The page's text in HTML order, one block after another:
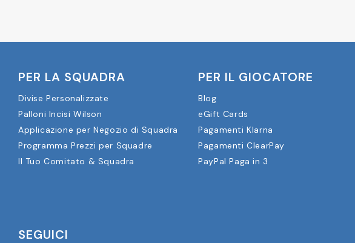
PER LA SQUADRA
Divise Personalizzate
Palloni Incisi Wilson
Applicazione per Negozio di Squadra
Programma Prezzi per Squadre
Il Tuo Comitato & Squadra
PER IL GIOCATORE
Blog
eGift Cards
Pagamenti Klarna
Pagamenti ClearPay
PayPal Paga in 3
SEGUICI